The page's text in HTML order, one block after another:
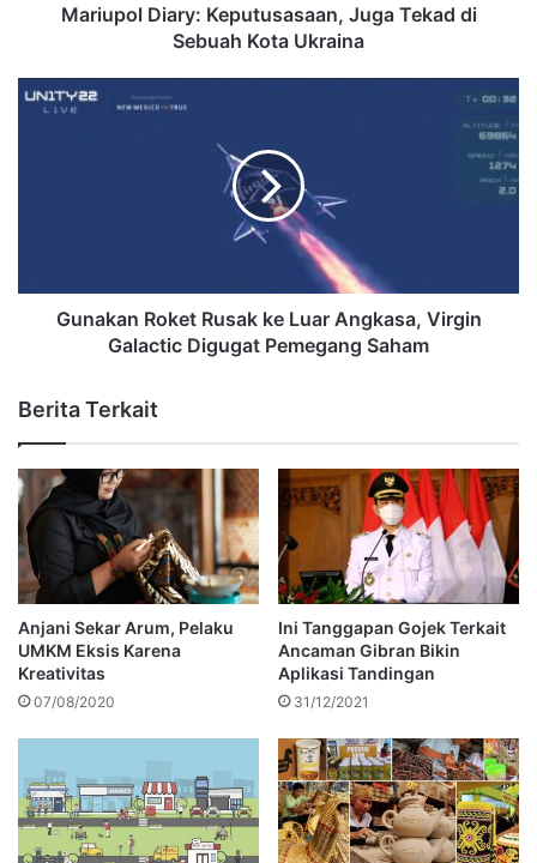
Mariupol Diary: Keputusasaan, Juga Tekad di
Sebuah Kota Ukraina
Gunakan Roket Rusak ke Luar Angkasa, Virgin
Galactic Digugat Pemegang Saham
Berita Terkait
Anjani Sekar Arum, Pelaku
UMKM Eksis Karena
Kreativitas
07/08/2020
Ini Tanggapan Gojek Terkait
Ancaman Gibran Bikin
Aplikasi Tandingan
31/12/2021